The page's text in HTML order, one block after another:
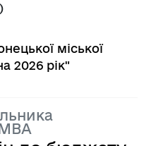
міської
2026 рік"
МВА